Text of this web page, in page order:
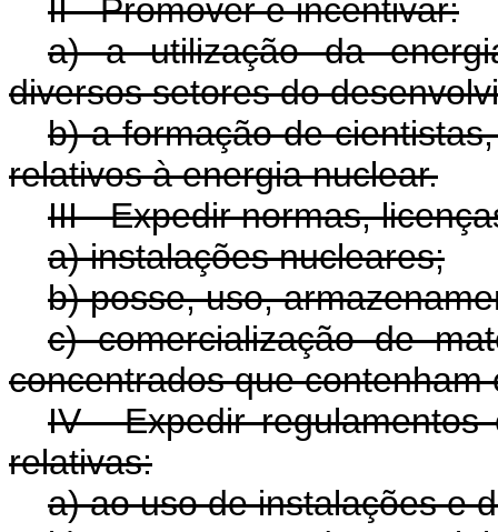
II - Promover e incentivar:
a) a utilização da
diversos setores do
b) a formação de
relativos à energia nuclear.
III - Expedir normas,
a) instalações nucleares;
b) posse, uso,
c) comercialização de
concentrados que contenham
IV - Expedir
relativas:
a) ao uso de instalações e